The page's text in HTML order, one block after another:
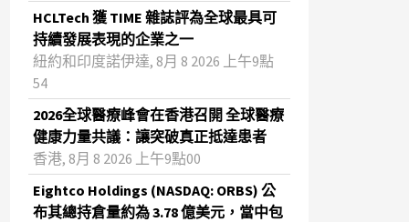
HCLTech 獲 TIME 雜誌評為全球最具可
持續發展表現的企業之一
紐約和印度諾伊達, 8月 8 2026 上午9點
54
2026全球醫療峰會在香港召開 全球醫療
健康力量共議：讓突破真正抵達患者
香港, 8月 8 2026 上午9點00
Eightco Holdings (NASDAQ: ORBS) 公
布其總持倉量約為 3.78 億美元，當中包